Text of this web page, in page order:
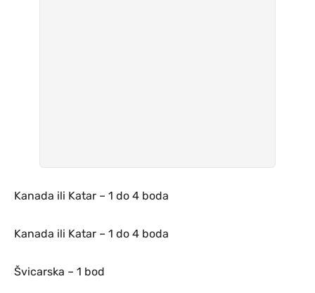
Kanada ili Katar – 1 do 4 boda
Kanada ili Katar – 1 do 4 boda
Švicarska – 1 bod